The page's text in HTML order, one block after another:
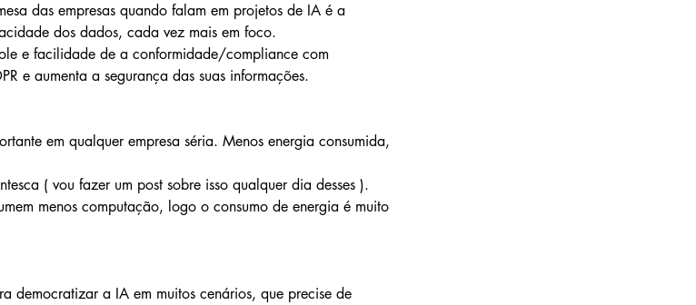
das empresas quando falam em projetos de IA é a
dos dados, cada vez mais em foco.
e facilidade de a conformidade/compliance com
e aumenta a segurança das suas informações.
em qualquer empresa séria. Menos energia consumida,
( vou fazer um post sobre isso qualquer dia desses ).
menos computação, logo o consumo de energia é muito
democratizar a IA em muitos cenários, que precise de